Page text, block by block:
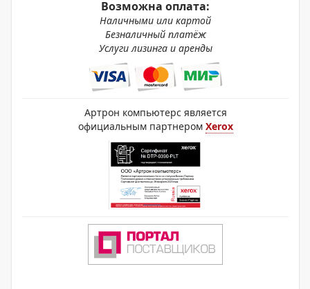
Возможна оплата:
Наличными или картой
Безналичный платёж
Услуги лизинга и аренды
Артрон компьютерс является
официальным партнером Xerox